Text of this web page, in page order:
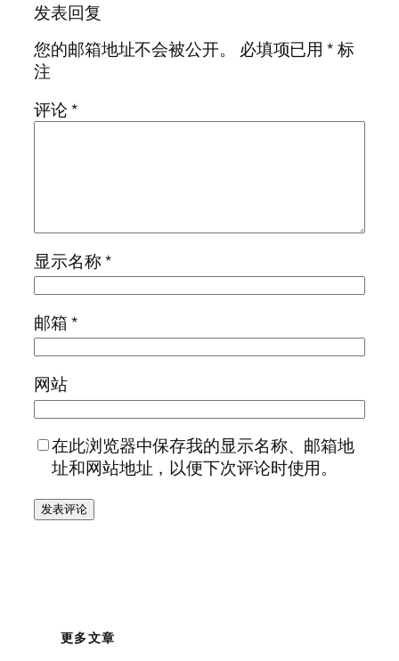
发表回复
您的邮箱地址不会被公开。
必填项已用*标
注
评论*
显示名称*
邮箱*
网站
在此浏览器中保存我的显示名称、邮箱地
址和网站地址，以便下次评论时使用。
更多文章